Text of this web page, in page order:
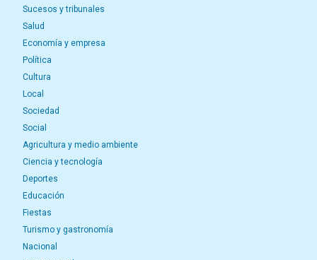
Sucesos y tribunales
Salud
Economía y empresa
Política
Cultura
Local
Sociedad
Social
Agricultura y medio ambiente
Ciencia y tecnología
Deportes
Educación
Fiestas
Turismo y gastronomía
Nacional